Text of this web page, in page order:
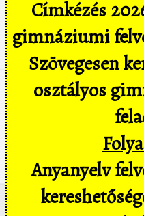
Címkézés
gimnáziumi
Szövegesen
osztályos
Anyanyelv